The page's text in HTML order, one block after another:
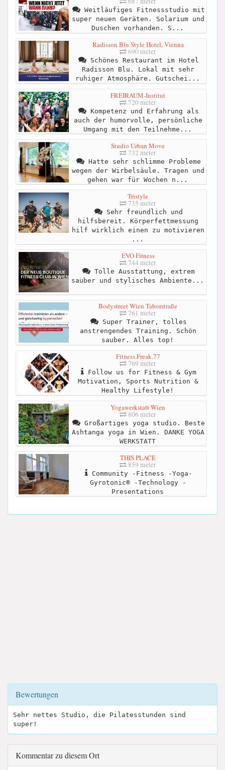
Weitläufiges Fitnessstudio mit
super neuen Geräten. Solarium und
Duschen vorhanden. S...
Radisson Blu Style Hotel, Vienna
690 meter
Schönes Restaurant im Hotel
Radisson Blu. Lokal mit sehr
ruhiger Atmosphäre. Gutschei...
FREIRAUM-Institut
720 meter
Kompetenz und Erfahrung als
auch der humorvolle, persönliche
Umgang mit den Teilnehme...
Studio Urban Move
732 meter
Hatte sehr schlimme Probleme
wegen der Wirbelsäule. Tragen und
gehen war für Wochen n...
Tristyle
735 meter
Sehr freundlich und
hilfsbereit. Körperfettmessung
hilf wirklich einen zu motivieren
...
EVO Fitness
744 meter
Tolle Ausstattung, extrem
sauber und stylisches Ambiente...
Bodystreet Wien Taborstraße
761 meter
Super Trainer, tolles
anstrengendes Training. Schön
sauber. Alles top!
Fitness.Freak.77
769 meter
Follow us for Fitness & Gym
Motivation, Sports Nutrition &
Healthy Lifestyle!
Yogawerkstatt Wien
806 meter
Großartiges yoga studio. Beste
Ashtanga yoga in Wien. DANKE YOGA
WERKSTATT
THIS PLACE
859 meter
Community -Fitness -Yoga-
Gyrotonic® -Technology -
Presentations
Bewertungen
Sehr nettes Studio, die Pilatesstunden sind
super!
Kommentar zu diesem Ort